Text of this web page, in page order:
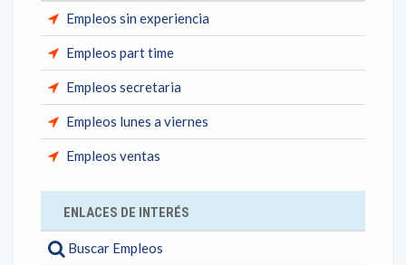
Empleos sin experiencia
Empleos part time
Empleos secretaria
Empleos lunes a viernes
Empleos ventas
ENLACES DE INTERÉS
Buscar Empleos